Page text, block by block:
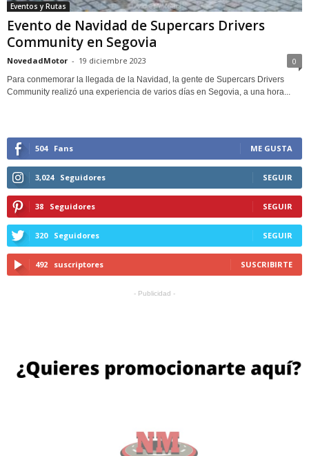
Eventos y Rutas
Evento de Navidad de Supercars Drivers
Community en Segovia
NovedadMotor - 19 diciembre 2023 0
Para conmemorar la llegada de la Navidad, la gente de Supercars Drivers
Community realizó una experiencia de varios días en Segovia, a una hora...
504 Fans ME GUSTA
3,024 Seguidores SEGUIR
38 Seguidores SEGUIR
320 Seguidores SEGUIR
492 suscriptores SUSCRIBIRTE
- Publicidad -